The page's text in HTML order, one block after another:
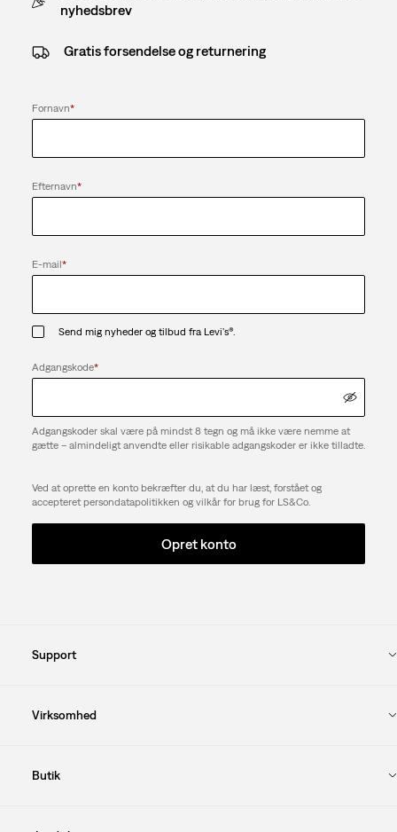
nyhedsbrev
Gratis forsendelse og returnering
Fornavn*
Efternavn*
E-mail*
Send mig nyheder og tilbud fra Levi's®.
Adgangskode*
Adgangskoder skal være på mindst 8 tegn og må ikke være nemme at
gætte – almindeligt anvendte eller risikable adgangskoder er ikke tilladte.
Ved at oprette en konto bekræfter du, at du har læst, forstået og
accepteret persondatapolitikken og vilkår for brug for LS&Co.
Opret konto
Support
Virksomhed
Butik